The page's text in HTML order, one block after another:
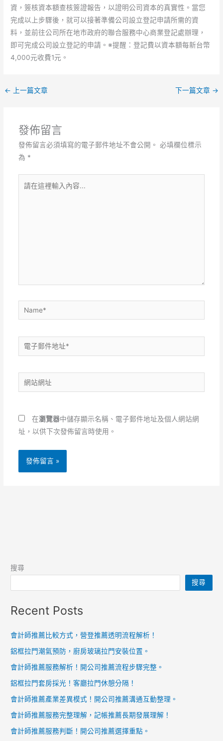
資，簽核資本額查核簽證報告，以證明公司資本的真實性。當您
完成以上步驟後，就可以接著準備公司設立登記申請所需的資
料，並前往公司所在地市政府的聯合服務中心商業登記處辦理，
即可完成公司設立登記的申請。※提醒：登記費以資本額每新台幣
4,000元收費1元。
← 上一篇文章 下一篇文章 →
發佈留言
發佈留言必須填寫的電子郵件地址不會公開。 必填欄位標示
為 *
在
Name*
電
子
件
地
*
站
址
在瀏覽器中儲存顯示名稱、電子郵件地址及個人網站網
址，以供下次發佈留言時使用。
搜尋
搜尋
Recent Posts
會計師推薦比較方式，營登推薦透明流程解析！
鋁框拉門潮氣預防，廚房玻璃拉門安裝位置。
會計師推薦服務解析！開公司推薦流程步驟完整。
鋁框拉門套房採光！客廳拉門休憩分隔！
會計師推薦產業差異模式！開公司推薦溝通互動整理。
會計師推薦服務完整理解，記帳推薦長期發展理解！
會計師推薦服務判斷！開公司推薦選擇重點。